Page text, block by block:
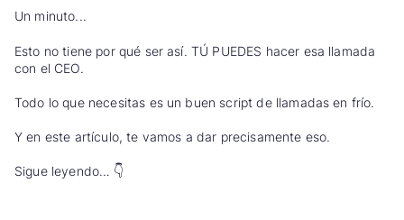
Un minuto...
Esto no tiene por qué ser así. TÚ PUEDES hacer esa llamada
con el CEO.
Todo lo que necesitas es un buen script de llamadas en frío.
Y en este artículo, te vamos a dar precisamente eso.
Sigue leyendo… 👇